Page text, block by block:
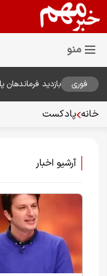
فوری
بازدید
خانه پادکست
آرشیو اخبار